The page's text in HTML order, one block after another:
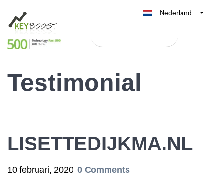
Nederland
België
Testimonial
LISETTEDIJKMA.NL
10 februari, 2020 0 Comments